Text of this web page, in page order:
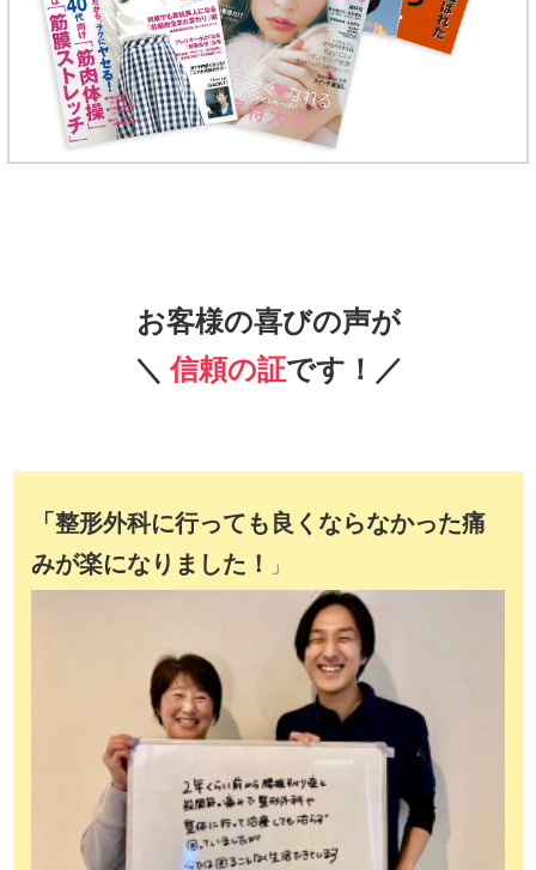
お客様の喜びの声が
＼信頼の証です！／
「整形外科に行っても良くならなかった痛
みが楽になりました！
」